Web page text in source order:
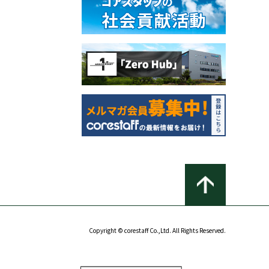
Copyright © corestaff Co.,Ltd. All Rights Reserved.